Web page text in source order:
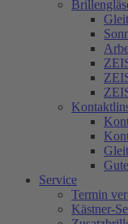
Service
Termin
Kästner-